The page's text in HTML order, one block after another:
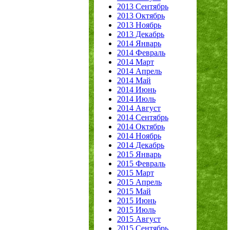
2013 Сентябрь
2013 Октябрь
2013 Ноябрь
2013 Декабрь
2014 Январь
2014 Февраль
2014 Март
2014 Апрель
2014 Май
2014 Июнь
2014 Июль
2014 Август
2014 Сентябрь
2014 Октябрь
2014 Ноябрь
2014 Декабрь
2015 Январь
2015 Февраль
2015 Март
2015 Апрель
2015 Май
2015 Июнь
2015 Июль
2015 Август